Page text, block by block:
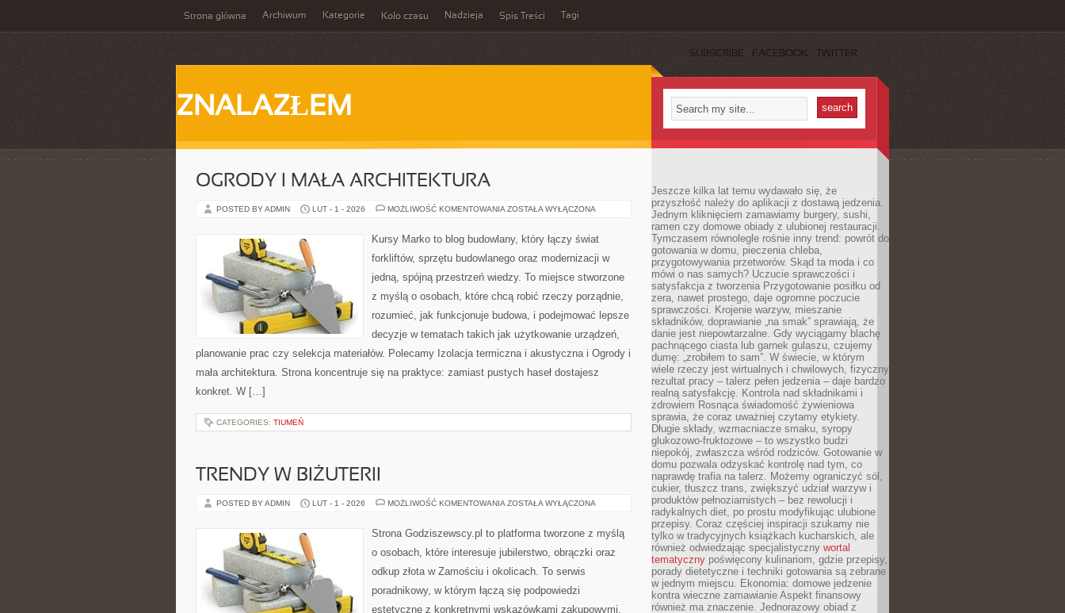
Strona główna Archiwum Kategorie Koło czasu Nadzieja Spis Treści Tagi
SUBSCRIBE FACEBOOK TWITTER
ZNALAZŁEM
OGRODY I MAŁA ARCHITEKTURA
POSTED BY ADMIN LUT - 1 - 2026 MOŻLIWOŚĆ KOMENTOWANIA OGRODY
ARCHITEKTURA
ZOSTAŁA WYŁĄCZONA
Kursy Marko to blog budowlany, który łączy świat
forkliftów, sprzętu budowlanego oraz modernizacji w
jedną, spójną przestrzeń wiedzy. To miejsce stworzone
z myślą o osobach, które chcą robić rzeczy porządnie,
rozumieć, jak funkcjonuje budowa, i podejmować lepsze
decyzje w tematach takich jak użytkowanie urządzeń,
planowanie prac czy selekcja materiałów. Polecamy Izolacja termiczna i akustyczna i Ogrody i
mała architektura. Strona koncentruje się na praktyce: zamiast pustych haseł dostajesz
konkret. W […]
CATEGORIES: TIUMEŃ
TRENDY W BIŻUTERII
POSTED BY ADMIN LUT - 1 - 2026 MOŻLIWOŚĆ KOMENTOWANIA TRENDY
ZOSTAŁA WYŁĄCZONA
Strona Godziszewscy.pl to platforma tworzone z myślą
o osobach, które interesuje jubilerstwo, obrączki oraz
odkup złota w Zamościu i okolicach. To serwis
poradnikowy, w którym łączą się podpowiedzi
estetyczne z konkretnymi wskazówkami zakupowymi.
Jeszcze kilka lat temu wydawało się, że
przyszłość należy do aplikacji z dostawą jedzenia.
Jednym kliknięciem zamawiamy burgery, sushi,
ramen czy domowe obiady z ulubionej restauracji.
Tymczasem równolegle rośnie inny trend: powrót do
gotowania w domu, pieczenia chleba,
przygotowywania przetworów. Skąd ta moda i co
mówi o nas samych? Uczucie sprawczości i
satysfakcja z tworzenia Przygotowanie posiłku od
zera, nawet prostego, daje ogromne poczucie
sprawczości. Krojenie warzyw, mieszanie
składników, doprawianie „na smak” sprawiają, że
danie jest niepowtarzalne. Gdy wyciągamy blachę
pachnącego ciasta lub garnek gulaszu, czujemy
dumę: „zrobiłem to sam”. W świecie, w którym
wiele rzeczy jest wirtualnych i chwilowych, fizyczny
rezultat pracy – talerz pełen jedzenia – daje bardzo
realną satysfakcję. Kontrola nad składnikami i
zdrowiem Rosnąca świadomość żywieniowa
sprawia, że coraz uważniej czytamy etykiety.
Długie składy, wzmacniacze smaku, syropy
glukozowo-fruktozowe – to wszystko budzi
niepokój, zwłaszcza wśród rodziców. Gotowanie w
domu pozwala odzyskać kontrolę nad tym, co
naprawdę trafia na talerz. Możemy ograniczyć sól,
cukier, tłuszcz trans, zwiększyć udział warzyw i
produktów pełnoziarnistych – bez rewolucji i
radykalnych diet, po prostu modyfikując ulubione
przepisy. Coraz częściej inspiracji szukamy nie
tylko w tradycyjnych książkach kucharskich, ale
również odwiedzając specjalistyczny wortal
tematyczny poświęcony kulinariom, gdzie przepisy,
porady dietetyczne i techniki gotowania są zebrane
w jednym miejscu. Ekonomia: domowe jedzenie
kontra wieczne zamawianie Aspekt finansowy
również ma znaczenie. Jednorazowy obiad z